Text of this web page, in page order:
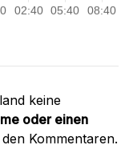
keine
oder einen
Kommentaren.